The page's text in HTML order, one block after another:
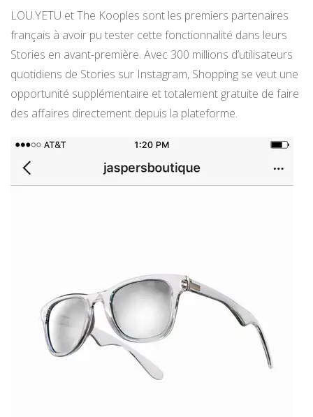
LOU.YETU et The Kooples sont les premiers partenaires
français à avoir pu tester cette fonctionnalité dans leurs
Stories en avant-première. Avec 300 millions d’utilisateurs
quotidiens de Stories sur Instagram, Shopping se veut une
opportunité supplémentaire et totalement gratuite de faire
des affaires directement depuis la plateforme.